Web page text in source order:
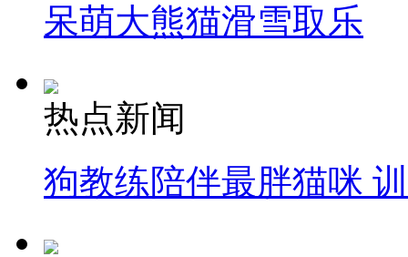
呆萌大熊猫滑雪取乐
热点新闻
狗教练陪伴最胖猫咪